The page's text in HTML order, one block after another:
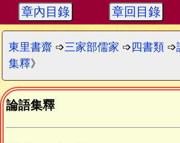
章內目錄 章回目錄
東里書齋 ➩三家部儒家 ➩ 四書類 ➩
集釋》
論語集釋